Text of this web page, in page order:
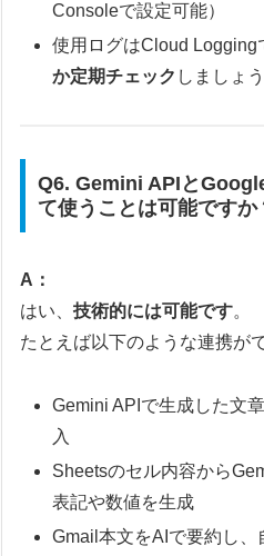
Consoleで設定可能）
使用ログはCloud Logging
か定期チェック しましょう
Q6. Gemini APIと
て使うことは可能ですか
A：
はい、技術的には可能です。
たとえば以下のような連携が
Gemini APIで生成した文
入
Sheetsのセル内容から
表記や数値を生成
Gmail本文をAIで要約し